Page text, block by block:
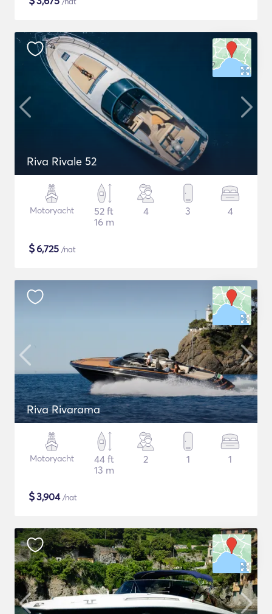
Riva Rivale 52
Motoryacht
52 ft
16 m
4 3 4
$6,725 /nat
Riva Rivarama
Motoryacht
44 ft
13 m
2 1 1
$3,904/nat